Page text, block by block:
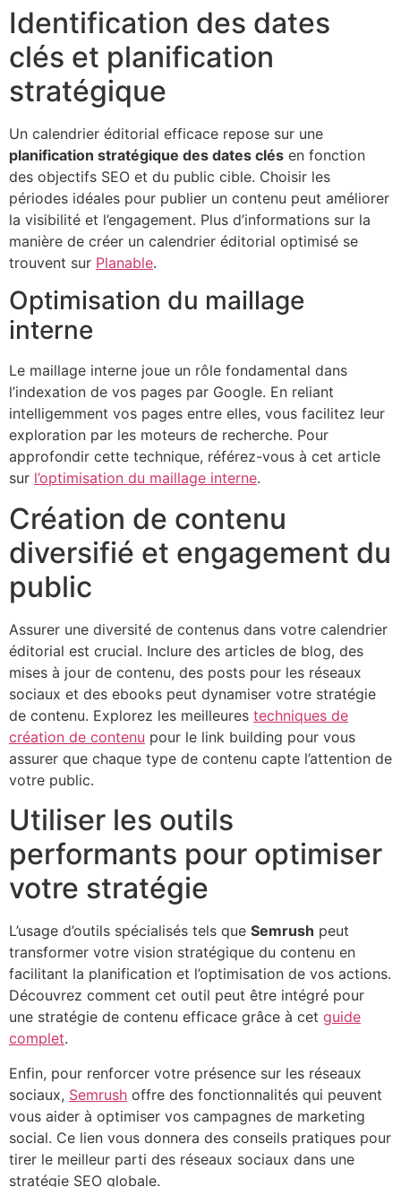
Identification des dates
clés et planification
stratégique
Un calendrier éditorial efficace repose sur une
planification stratégique des dates clés en fonction
des objectifs SEO et du public cible. Choisir les
périodes idéales pour publier un contenu peut améliorer
la visibilité et l’engagement. Plus d’informations sur la
manière de créer un calendrier éditorial optimisé se
trouvent sur Planable.
Optimisation du maillage
interne
Le maillage interne joue un rôle fondamental dans
l’indexation de vos pages par Google. En reliant
intelligemment vos pages entre elles, vous facilitez leur
exploration par les moteurs de recherche. Pour
approfondir cette technique, référez-vous à cet article
sur l’optimisation du maillage interne.
Création de contenu
diversifié et engagement du
public
Assurer une diversité de contenus dans votre calendrier
éditorial est crucial. Inclure des articles de blog, des
mises à jour de contenu, des posts pour les réseaux
sociaux et des ebooks peut dynamiser votre stratégie
de contenu. Explorez les meilleures techniques de
création de contenu pour le link building pour vous
assurer que chaque type de contenu capte l’attention de
votre public.
Utiliser les outils
performants pour optimiser
votre stratégie
L’usage d’outils spécialisés tels que Semrush peut
transformer votre vision stratégique du contenu en
facilitant la planification et l’optimisation de vos actions.
Découvrez comment cet outil peut être intégré pour
une stratégie de contenu efficace grâce à cet guide
complet.
Enfin, pour renforcer votre présence sur les réseaux
sociaux, Semrush offre des fonctionnalités qui peuvent
vous aider à optimiser vos campagnes de marketing
social. Ce lien vous donnera des conseils pratiques pour
tirer le meilleur parti des réseaux sociaux dans une
stratégie SEO globale.